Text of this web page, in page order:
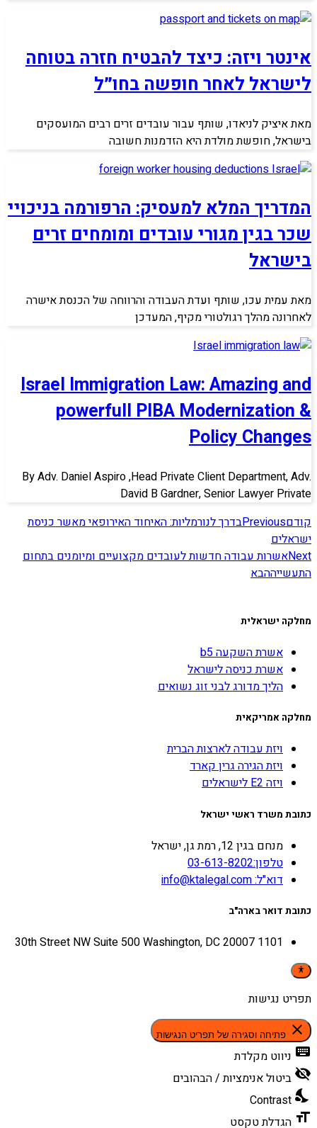
אינטר ויזה: כיצד להבטיח חזרה בטוחה
לישראל לאחר חופשה בחו״ל
מאת איציק לניאדו, שותף עבור עובדים זרים רבים המועסקים
בישראל, חופשת מולדת היא הזדמנות חשובה
המדריך המלא למעסיק: הרפורמה בניכויי
שכר בגין מגורי עובדים ומומחים זרים
בישראל
מאת עמית עכו, שותף ועדת העבודה והרווחה של הכנסת אישרה
לאחרונה מהלך רגולטורי מקיף, המעדכן
Israel Immigration Law: Amazing and
powerfull PIBA Modernization &
Policy Changes
By Adv. Daniel Aspiro ,Head Private Client Department, Adv.
David B Gardner, Senior Lawyer Private
קודםPreviousבדרך לנורמליות: האיחוד האירופאי מאשר כניסת
ישראלים
Nextאשרות עבודה חדשות לעובדים מקצועיים ומיומנים בתחום
התעשייההבא
מחלקה ישראלית
אשרת השקעה b5
אשרת כניסה לישראל
הליך מדורג לבני זוג נשואים
מחלקה אמריקאית
ויזת עבודה לארצות הברית
ויזת הגירה גרין קארד
ויזה E2 לישראלים
כתובת משרד ראשי ישראל
מנחם בגין 12, רמת גן, ישראל
טלפון:03-613-8202
דוא"ל: info@ktalegal.com
כתובת דואר בארה"ב
1101 30th Street NW Suite 500 Washington, DC 20007
תפריט נגישות
close פתיחה וסגירה של תפריט הנגישות
keyboard ניווט מקלדת
visibility_off ביטול אנימציות / הבהובים
nights_stay
Contrast
format_size הגדלת טקסט